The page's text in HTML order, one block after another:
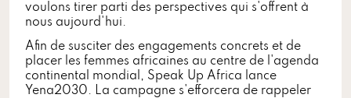
voulons tirer parti des perspectives qui s'offrent à
nous aujourd'hui.
Afin de susciter des engagements concrets et de
placer les femmes africaines au centre de l'agenda
continental mondial, Speak Up Africa lance
Yena2030. La campagne s'efforcera de rappeler